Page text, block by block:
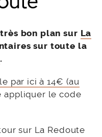
bon plan sur La
sur toute la
.
par ici à 14€ (au
appliquer le code
sur La Redoute